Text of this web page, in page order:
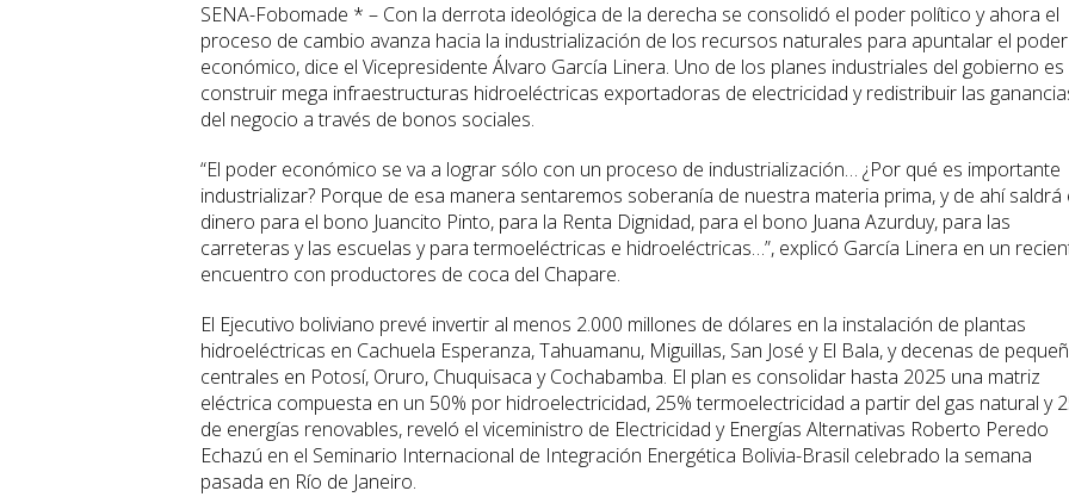
SENA-Fobomade * – Con la derrota ideológica de la derecha se consolidó el poder político y ahora el
proceso de cambio avanza hacia la industrialización de los recursos naturales para apuntalar el poder
económico, dice el Vicepresidente Álvaro García Linera. Uno de los planes industriales del gobierno es
construir mega infraestructuras hidroeléctricas exportadoras de electricidad y redistribuir las
del negocio a través de bonos sociales.
“El poder económico se va a lograr sólo con un proceso de industrialización… ¿Por qué es importante
industrializar? Porque de esa manera sentaremos soberanía de nuestra materia prima, y de ahí saldrá
dinero para el bono Juancito Pinto, para la Renta Dignidad, para el bono Juana Azurduy, para las
carreteras y las escuelas y para termoeléctricas e hidroeléctricas…”, explicó García Linera en un
encuentro con productores de coca del Chapare.
El Ejecutivo boliviano prevé invertir al menos 2.000 millones de dólares en la instalación de plantas
hidroeléctricas en Cachuela Esperanza, Tahuamanu, Miguillas, San José y El Bala, y decenas de
centrales en Potosí, Oruro, Chuquisaca y Cochabamba. El plan es consolidar hasta 2025 una matriz
eléctrica compuesta en un 50% por hidroelectricidad, 25% termoelectricidad a partir del gas natural y
de energías renovables, reveló el viceministro de Electricidad y Energías Alternativas Roberto Peredo
Echazú en el Seminario Internacional de Integración Energética Bolivia-Brasil celebrado la semana
pasada en Río de Janeiro.